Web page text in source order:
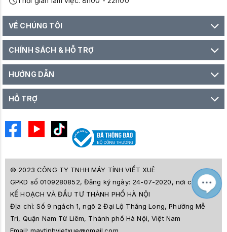
VỀ CHÚNG TÔI
CHÍNH SÁCH & HỖ TRỢ
HƯỚNG DẪN
HỖ TRỢ
© 2023 CÔNG TY TNHH MÁY TÍNH VIẾT XUÊ
GPKD số 0109280852, Đăng ký ngày: 24-07-2020, nơi cấp SỞ
KẾ HOẠCH VÀ ĐẦU TƯ THÀNH PHỐ HÀ NỘI
Địa chỉ:Số 9 ngách 1, ngõ 2 Đại Lộ Thăng Long, Phường Mễ
Trì, Quận Nam Từ Liêm, Thành phố Hà Nội, Việt Nam